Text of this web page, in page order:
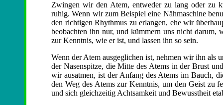
Zwingen wir den Atem, entweder zu lang oder zu
ruhig. Wenn wir zum Beispiel eine Nähmaschine
den richtigen Rhythmus zu erlangen, ehe wir
beobachten ihn nur, und kümmern uns nicht
zur Kenntnis, wie er ist, und lassen ihn so sein.
Wenn der Atem ausgeglichen ist, nehmen wir ihn als
der Nasenspitze, die Mitte des Atems in der Brust
wir ausatmen, ist der Anfang des Atems im Bauch,
den Weg des Atems zur Kenntnis, um den Geist zu
und sich gleichzeitig Achtsamkeit und Bewusstheit